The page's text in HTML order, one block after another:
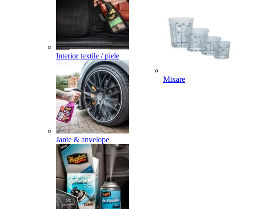
Interior textile / piele
Jante & anvelope
Mixare